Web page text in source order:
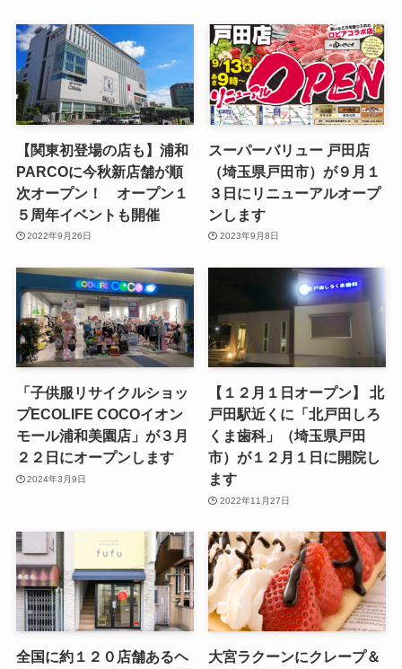
【関東初登場の店も】浦和
PARCOに今秋新店舗が順
次オープン！ オープン１
５周年イベントも開催
2022年9月26日
スーパーバリュー 戸田店
（埼玉県戸田市）が９月１
３日にリニューアルオープ
ンします
2023年9月8日
「子供服リサイクルショッ
プECOLIFE COCOイオン
モール浦和美園店」が３月
２２日にオープンします
2024年3月9日
【１２月１日オープン】 北
戸田駅近くに「北戸田しろ
くま歯科」（埼玉県戸田
市）が１２月１日に開院し
ます
2022年11月27日
全国に約１２０店舗あるヘ
大宮ラクーンにクレープ＆